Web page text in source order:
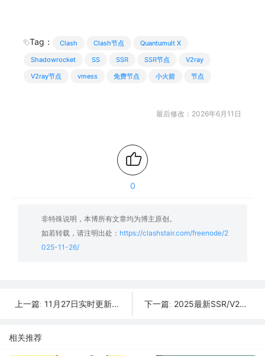
Tag： Clash Clash节点
Quantumult X
Shadowrocket
SS SSR SSR节点
V2ray
V2ray节点
vmess 免费节点 小火箭 节点
最后修改：2026年6月11日
0
非特殊说明，本博所有文章均为博主原创。
如若转载，请注明出处： https://clashstair.com/freenode/2
025-11-26/
上一篇: 11月27日实时更新：26条可用SSR/V2Ray/Clash节点 下一篇: 2025最新SSR/V2Ray/Clash免费节点 | 11月25日可用订阅
相关推荐